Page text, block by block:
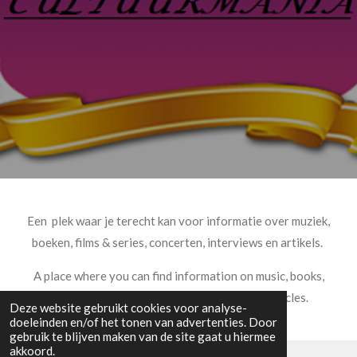
Deze website gebruikt cookies voor analyse-
doeleinden en/of het tonen van advertenties. Door
gebruik te blijven maken van de site gaat u hiermee
akkoord.
Een plek waar je terecht kan voor informatie over muziek,
boeken, films & series, concerten, interviews en artikels.
A place where you can find information on music, books,
movies & series, concerts, interviews and articles.